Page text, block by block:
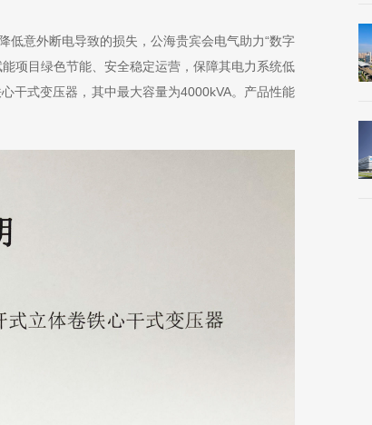
低意外断电导致的损失，公海贵宾会电气助力“数字
项目绿色节能、安全稳定运营，保障其电力系统低
干式变压器，其中最大容量为4000kVA。产品性能